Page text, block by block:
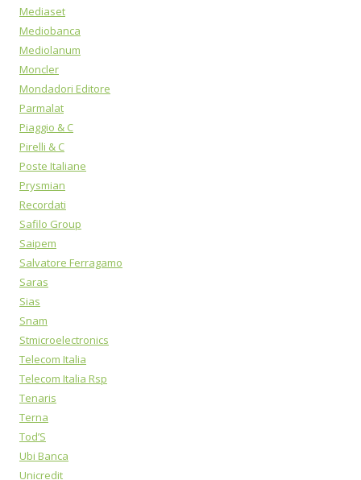
Mediaset
Mediobanca
Mediolanum
Moncler
Mondadori Editore
Parmalat
Piaggio & C
Pirelli & C
Poste Italiane
Prysmian
Recordati
Safilo Group
Saipem
Salvatore Ferragamo
Saras
Sias
Snam
Stmicroelectronics
Telecom Italia
Telecom Italia Rsp
Tenaris
Terna
Tod’S
Ubi Banca
Unicredit